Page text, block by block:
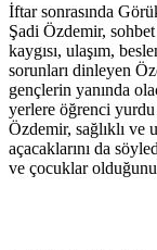
İftar sonrasında
Şadi Özdemir,
kaygısı, ulaşım,
sorunları dinleyen
gençlerin yanında
yerlere öğrenci
Özdemir, sağlıklı ve
açacaklarını da
ve çocuklar